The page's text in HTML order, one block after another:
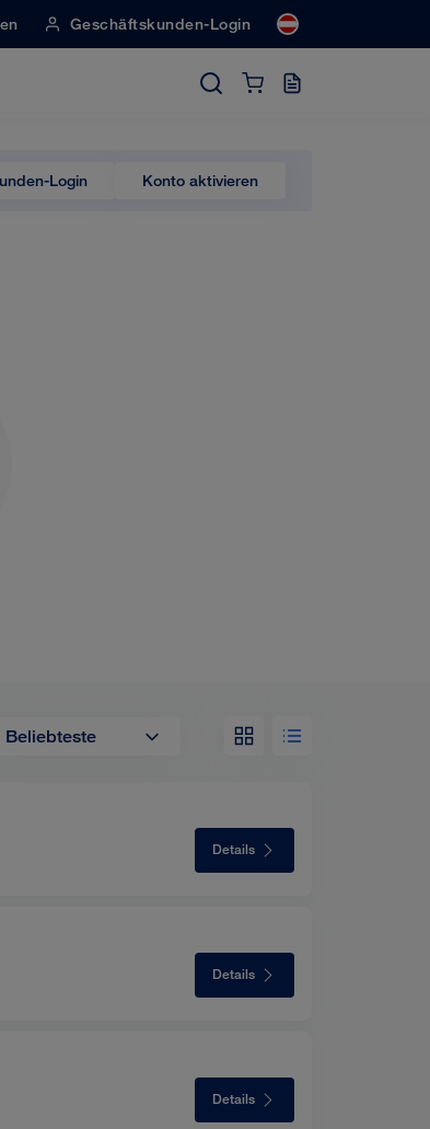
Geschäftskunden-Login
Login Konto aktivieren
Beliebteste
Details
Details
Details